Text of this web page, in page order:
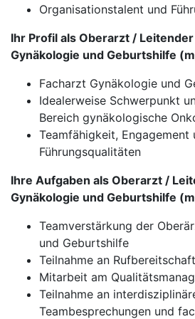
Organisationstalent und
Ihr Profil als Oberarzt /
Gynäkologie und Geburtshilfe
Facharzt Gynäkologie und
Idealerweise Schwerpunkt
Bereich gynäkologische
Teamfähigkeit, Engagement
Führungsqualitäten
Ihre Aufgaben als Oberarzt /
Gynäkologie und Geburtshilfe
Teamverstärkung der
und Geburtshilfe
Teilnahme an
Mitarbeit am
Teilnahme an
Teambesprechungen und